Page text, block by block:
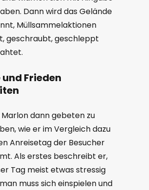
Dann wird das Gelände
Müllsammelaktionen
geschraubt, geschleppt
und Frieden
dann gebeten zu
wie er im Vergleich dazu
Anreisetag der Besucher
Als erstes beschreibt er,
Tag meist etwas stressig
muss sich einspielen und